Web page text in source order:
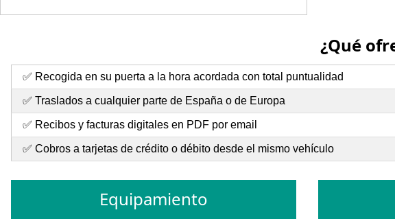
¿Qué
✅ Recogida en su puerta a la hora acordada con total puntualidad
✅ Traslados a cualquier parte de España o de Europa
✅ Recibos y facturas digitales en PDF por email
✅ Cobros a tarjetas de crédito o débito desde el mismo vehículo
Equipamiento